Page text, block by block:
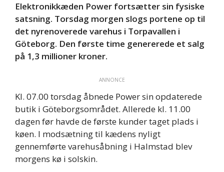
Elektronikkæden Power fortsætter sin fysiske
satsning. Torsdag morgen slogs portene op til
det nyrenoverede varehus i Torpavallen i
Göteborg. Den første time genererede et salg
på 1,3 millioner kroner.
ANNONCE
Kl. 07.00 torsdag åbnede Power sin opdaterede
butik i Göteborgsområdet. Allerede kl. 11.00
dagen før havde de første kunder taget plads i
køen. I modsætning til kædens nyligt
gennemførte varehusåbning i Halmstad blev
morgens kø i solskin.